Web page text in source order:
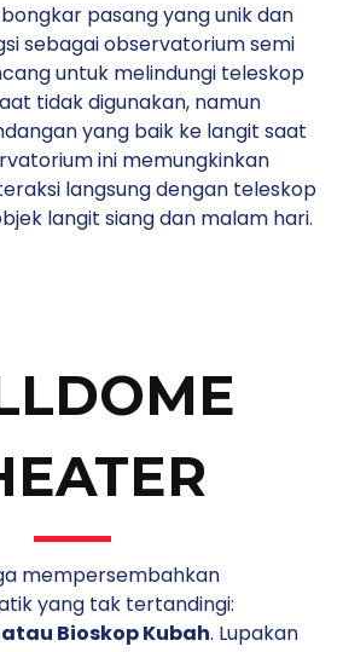
pasang yang unik dan
sebagai observatorium semi
untuk melindungi teleskop
tidak digunakan, namun
yang baik ke langit saat
ini memungkinkan
langsung dengan teleskop
langit siang dan malam hari.
mempersembahkan
yang tak tertandingi:
Bioskop Kubah. Lupakan